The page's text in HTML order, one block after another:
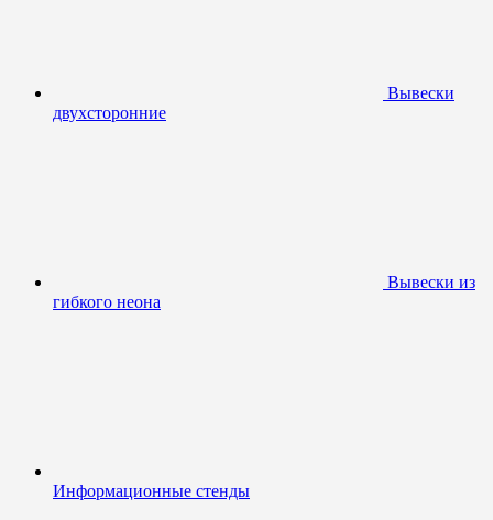
Вывески
двухсторонние
Вывески из
гибкого неона
Информационные стенды